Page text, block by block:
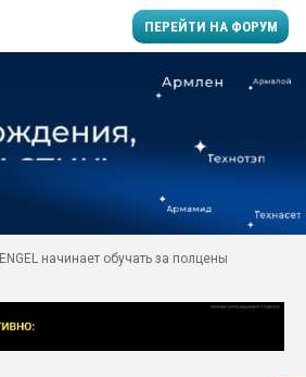
ПЕРЕЙТИ НА ФОРУМ
умельцы изготовили
колонок полностью из
Продажа готового
производство SPC
заводу пластмасс"
ENGEL начинает обучать за полцены